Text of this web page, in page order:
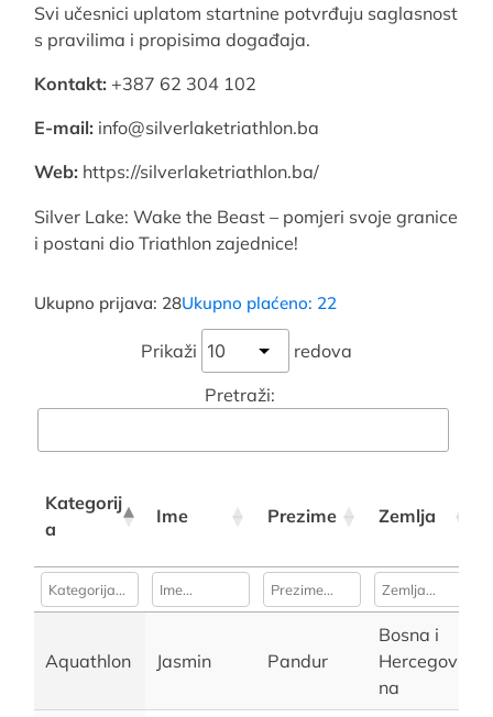
Svi učesnici uplatom startnine potvrđuju saglasnost
s pravilima i propisima događaja.
Kontakt: +387 62 304 102
E-mail: info@silverlaketriathlon.ba
Web: https://silverlaketriathlon.ba/
Silver Lake: Wake the Beast – pomjeri svoje granice
i postani dio Triathlon zajednice!
Ukupno prijava: 28Ukupno plaćeno: 22
Prikaži redova
Pretraži:
Kategorij
a
Ime Prezime Zemlja
Aquathlon Jasmin Pandur
Bosna i
Hercegovi
na